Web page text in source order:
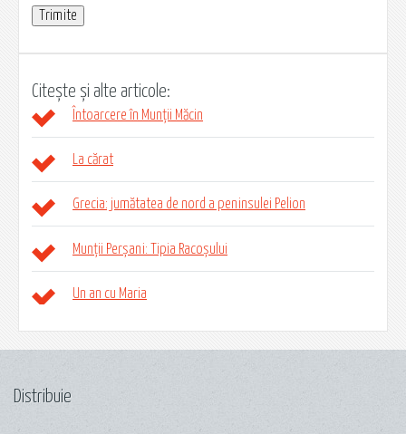
Citește și alte articole:
Întoarcere în Munții Măcin
La cărat
Grecia: jumătatea de nord a peninsulei Pelion
Munții Perșani: Tipia Racoșului
Un an cu Maria
Distribuie